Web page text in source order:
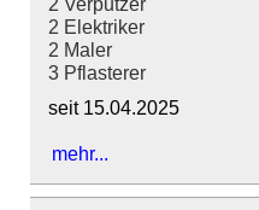
2 Verputzer
2 Elektriker
2 Maler
3 Pflasterer
seit 15.04.2025
mehr...